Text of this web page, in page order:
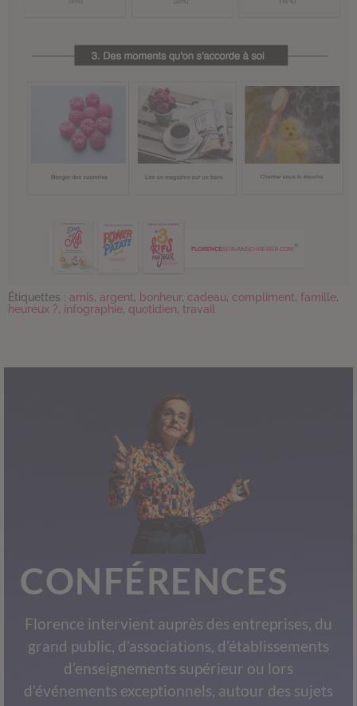
Étiquettes : amis, argent, bonheur, cadeau, compliment, famille,
heureux ?, infographie, quotidien, travail
CONFÉRENCES
Florence intervient auprès des entreprises, du
grand public, d’associations, d’établissements
d’enseignements supérieur ou lors
d’événements exceptionnels, autour des sujets